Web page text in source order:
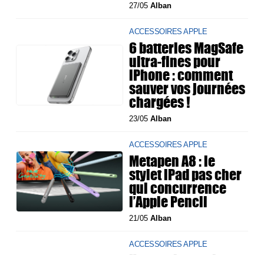
27/05Alban
ACCESSOIRES APPLE
6 batteries MagSafe
ultra-fines pour
iPhone : comment
sauver vos journées
chargées !
23/05Alban
ACCESSOIRES APPLE
Metapen A8 : le
stylet iPad pas cher
qui concurrence
l’Apple Pencil
21/05Alban
ACCESSOIRES APPLE